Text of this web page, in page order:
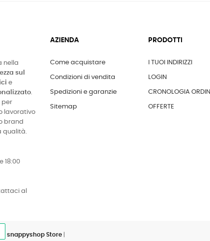
nella
sul
e
.
per
lavorativo
brand
qualità.
18:00
al
AZIENDA
Come acquistare
Condizioni di vendita
Spedizioni e garanzie
Sitemap
PRODOTTI
I TUOI INDIRIZZI
LOGIN
CRONOLOGIA ORDINI
OFFERTE
• snappyshop Store